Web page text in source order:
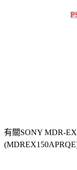
有關SONY MDR-